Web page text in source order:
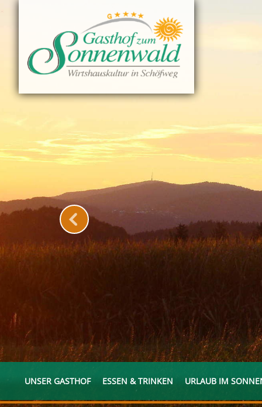
UNSER GASTHOF ESSEN & TRINKEN URLAUB IM